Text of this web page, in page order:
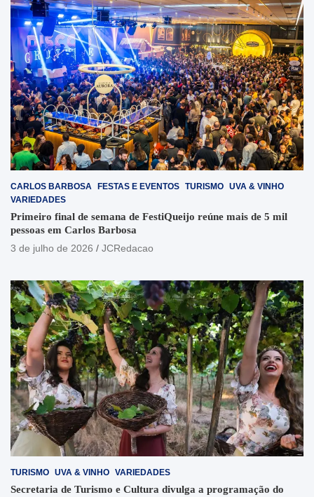
CARLOS BARBOSA FESTAS E EVENTOS TURISMO UVA & VINHO
VARIEDADES
Primeiro final de semana de FestiQueijo reúne mais de 5 mil
pessoas em Carlos Barbosa
3 de julho de 2026
JCRedacao
TURISMO UVA & VINHO VARIEDADES
Secretaria de Turismo e Cultura divulga a programação do